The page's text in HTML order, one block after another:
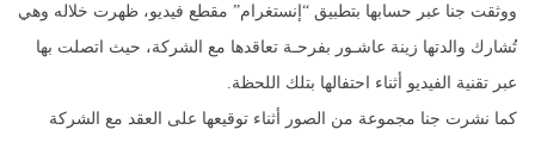
ووثقت جنا عبر حسابها بتطبيق “إنستغرام” مقطع فيديو، ظهرت خلاله وهي
تُشارك والدتها زينة عاشـور بفرحـة تعاقدها مع الشركة، حيث اتصلت بها
عبر تقنية الفيديو أثناء احتفالها بتلك اللحظة.
كما نشرت جنا مجموعة من الصور أثناء توقيعها على العقد مع الشركة